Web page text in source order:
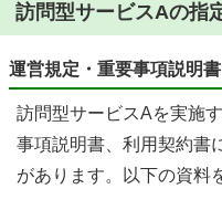
訪問型サービスAの指
運営規定・重要事項説明
訪問型サービスAを実施
事項説明書、利用契約書
があります。以下の資料